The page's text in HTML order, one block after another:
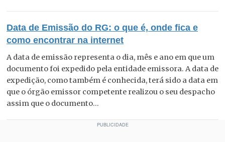
Data de Emissão do RG: o que é, onde fica e
como encontrar na internet
A data de emissão representa o dia, mês e ano em que um
documento foi expedido pela entidade emissora. A data de
expedição, como também é conhecida, terá sido a data em
que o órgão emissor competente realizou o seu despacho
assim que o documento...